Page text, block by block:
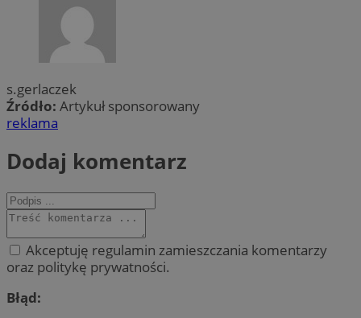
s.gerlaczek
Źródło: Artykuł sponsorowany
reklama
Dodaj komentarz
Akceptuję regulamin zamieszczania komentarzy
oraz politykę prywatności.
Błąd: